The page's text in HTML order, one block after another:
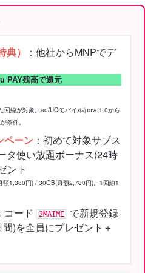
）
：他社からMNPでデ
PAY残高で還元
回線が対象。au/UQモバイル/povo1.0から
条件。
ペーン：初めて対象サブス
タ使い放題ボーナス(24時
ント
額1,380円) / 30GB(月額2,780円)。1回線1
コード 2MAIME で新規登録
)を全員にプレゼント＋